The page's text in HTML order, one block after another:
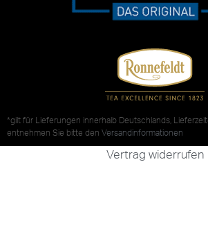
*gilt für Lieferungen innerhalb Deutschlands,
entnehmen Sie bitte den Versandinformationen
Vertrag widerrufen